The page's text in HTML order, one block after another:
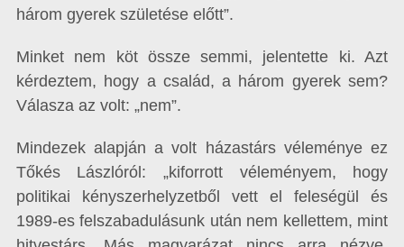
három gyerek születése előtt”.
Minket nem köt össze semmi, jelentette ki. Azt
kérdeztem, hogy a család, a három gyerek sem?
Válasza az volt: „nem”.
Mindezek alapján a volt házastárs véleménye ez
Tőkés Lászlóról: „kiforrott véleményem, hogy
politikai kényszerhelyzetből vett el feleségül és
1989-es felszabadulásunk után nem kellettem, mint